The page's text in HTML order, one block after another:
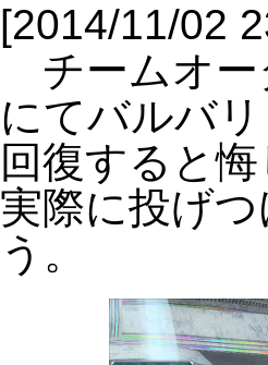
[2014/11/02
チームオー
にてバルバ
回復すると
実際に投げ
う。